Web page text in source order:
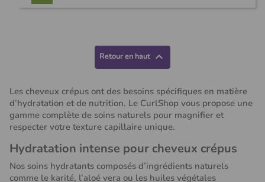
Retour en haut 
Les cheveux crépus ont des besoins spécifiques en matière
d’hydratation et de nutrition. Le CurlShop vous propose une
gamme complète de soins naturels pour magnifier et
respecter votre texture capillaire unique.
Hydratation intense pour cheveux crépus
Nos soins hydratants composés d’ingrédients naturels
comme le karité, l’aloé vera ou les huiles végétales